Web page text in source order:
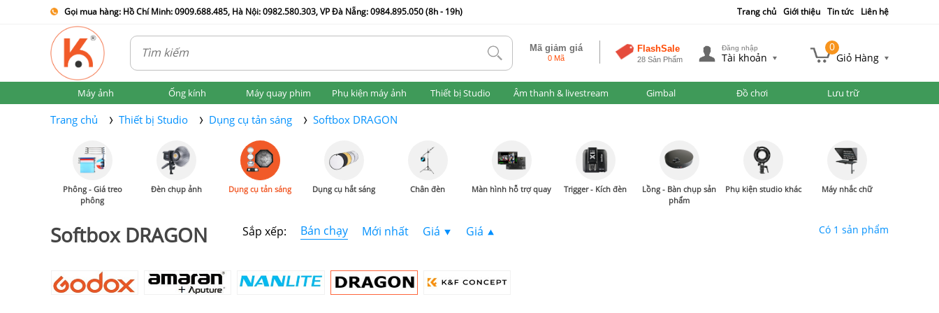
Gọi mua hàng: Hồ Chí Minh: 0909.688.485, Hà Nội: 0982.580.303, VP Đà Nẵng: 0984.895.050 (8h - 19h) Trang chủ Giới thiệu Tin tức Liên hệ
tlk Mã giảm giá
0 Mã
FlashSale
28 Sản Phẩm
Đăng nhập
Tài khoản
0
Giỏ Hàng
Máy ảnh Ống kính Máy quay phim Phụ kiện máy ảnh Thiết bị Studio Âm thanh & livestream Gimbal Đồ chơi Lưu trữ
Trang chủ Thiết bị Studio Dụng cụ tản sáng Softbox DRAGON
Phông - Giá treo
phông
Đèn chụp ảnh Dụng cụ tản sáng Dụng cụ hắt sáng Chân đèn Màn hình hỗ trợ quay Trigger - Kích đèn
Lồng - Bàn chụp sản
phẩm
Phụ kiện studio khác Máy nhắc chữ
Softbox DRAGON Sắp xếp: Bán chạy Mới nhất Giá Giá Có 1 sản phẩm